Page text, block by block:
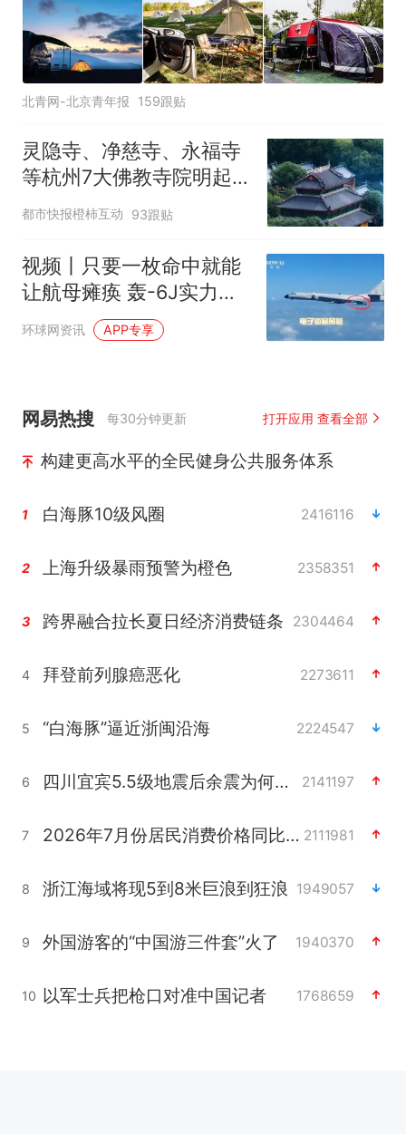
北青网-北京青年报 159跟贴
灵隐寺、净慈寺、永福寺
等杭州7大佛教寺院明起
临时关闭，别跑空了
都市快报橙柿互动 93跟贴
视频丨只要一枚命中就能
让航母瘫痪 轰-6J实力有
多强？
环球网资讯 APP专享
网易热搜 每30分钟更新 打开应用 查看全部
构建更高水平的全民健身公共服务体系
1 白海豚10级风圈 2416116
2 上海升级暴雨预警为橙色 2358351
3 跨界融合拉长夏日经济消费链条 2304464
4 拜登前列腺癌恶化 2273611
5 “白海豚”逼近浙闽沿海 2224547
6 四川宜宾5.5级地震后余震为何不断 2141197
7 2026年7月份居民消费价格同比上涨0.5% 2111981
8 浙江海域将现5到8米巨浪到狂浪 1949057
9 外国游客的“中国游三件套”火了 1940370
10 以军士兵把枪口对准中国记者 1768659